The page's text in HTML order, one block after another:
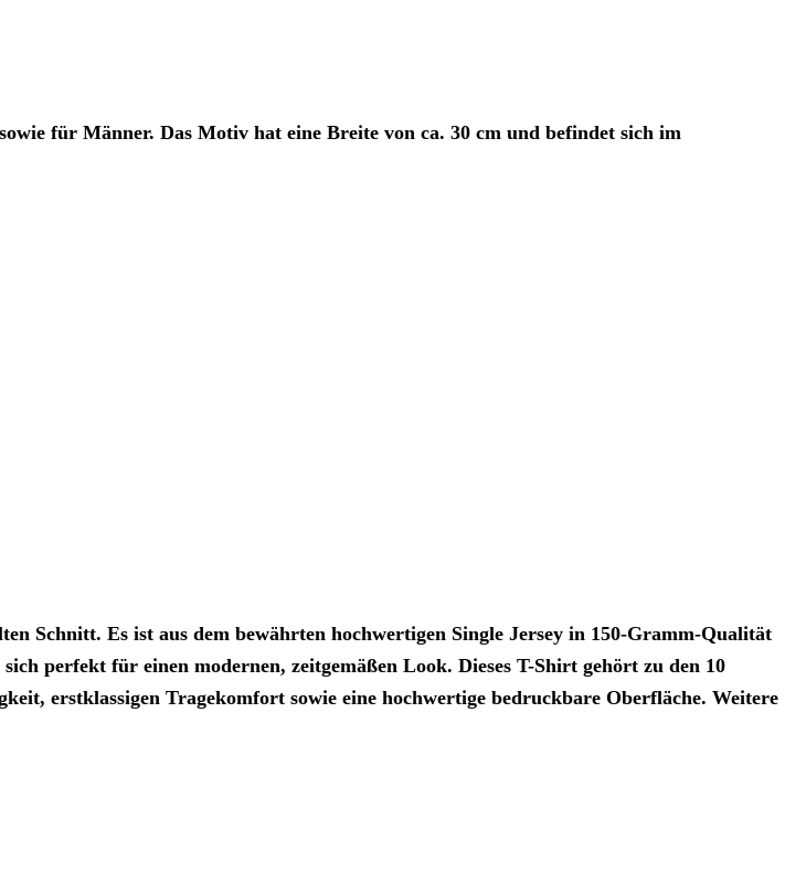
für Männer. Das Motiv hat eine Breite von ca. 30 cm und befindet sich im
Schnitt. Es ist aus dem bewährten hochwertigen Single Jersey in 150-Gramm-Qualität
perfekt für einen modernen, zeitgemäßen Look. Dieses T-Shirt gehört zu den 10
erstklassigen Tragekomfort sowie eine hochwertige bedruckbare Oberfläche. Weitere